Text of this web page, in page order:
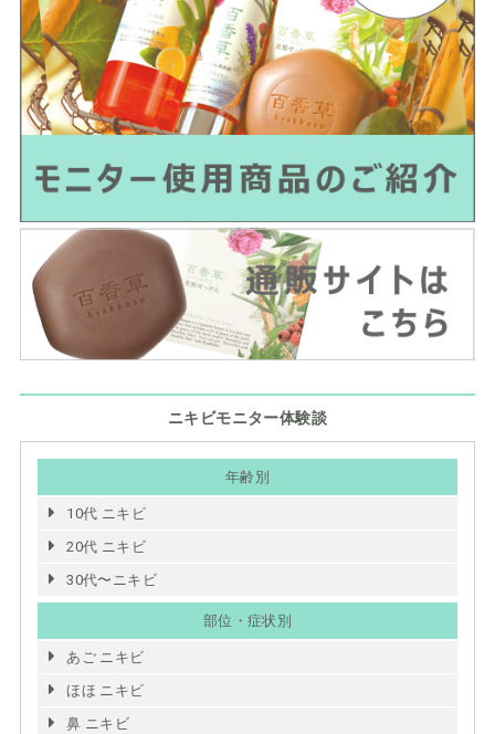
ニキビモニター体験談
年齢別
10代 ニキビ
20代 ニキビ
30代〜ニキビ
部位・症状別
あご ニキビ
ほほ ニキビ
鼻 ニキビ